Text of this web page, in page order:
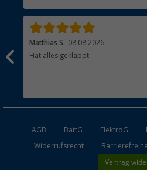
Matthias S. 08.08.2026
Hat alles geklappt
AGB BattG ElektroG
Widerrufsrecht
Vertrag